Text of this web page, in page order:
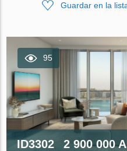
Guardar en la
95
ID3302 2 900 000